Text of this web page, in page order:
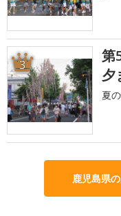
3
第
夕
夏
鹿児島県